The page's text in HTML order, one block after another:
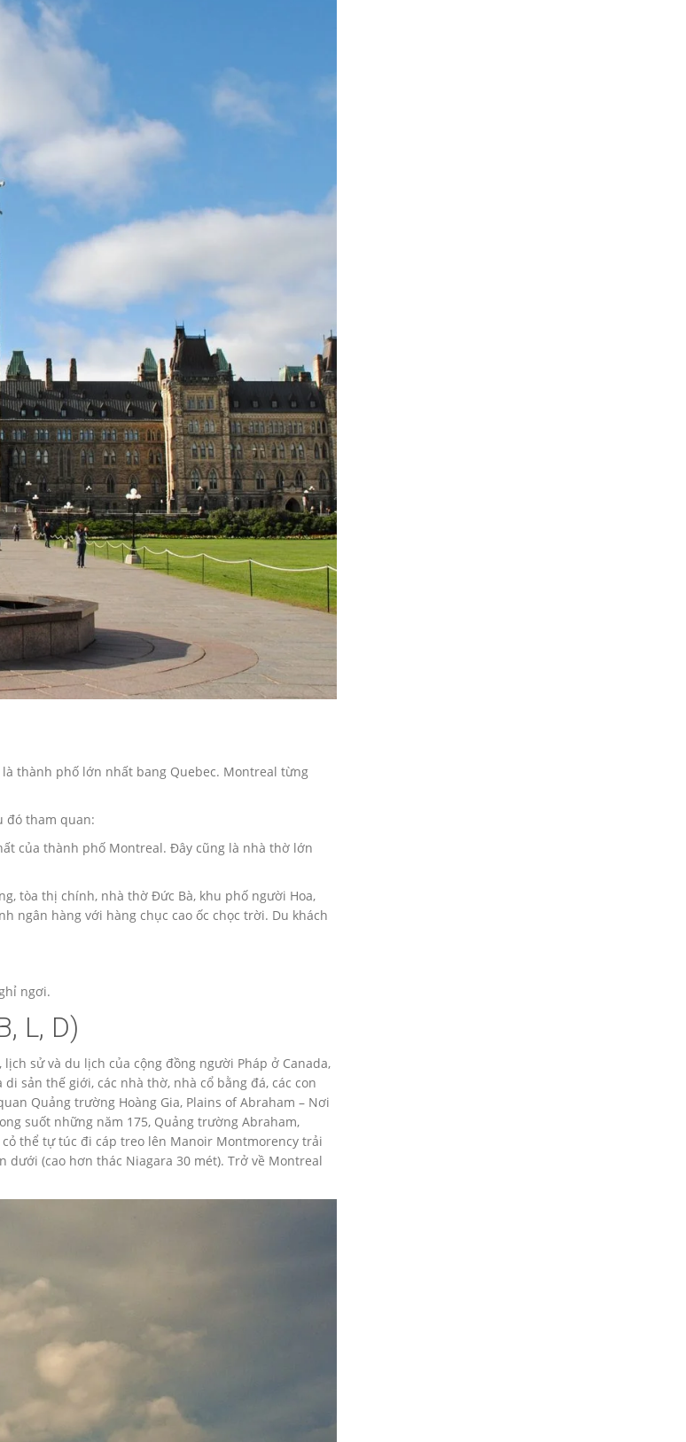
thành phố lớn nhất bang Quebec. Montreal từng
đó tham quan:
của thành phố Montreal. Đây cũng là nhà thờ lớn
tòa thị chính, nhà thờ Đức Bà, khu phố người Hoa,
ngân hàng với hàng chục cao ốc chọc trời. Du khách
ngơi.
L, D)
sử và du lịch của cộng đồng người Pháp ở Canada,
sản thế giới, các nhà thờ, nhà cổ bằng đá, các con
Quảng trường Hoàng Gia, Plains of Abraham – Nơi
suốt những năm 175, Quảng trường Abraham,
thể tự túc đi cáp treo lên Manoir Montmorency trải
(cao hơn thác Niagara 30 mét). Trở về Montreal